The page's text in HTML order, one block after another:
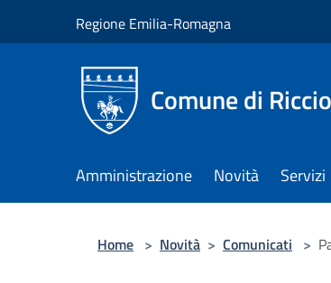
Regione Emilia-Romagna
Comune di
Amministrazione Novità Servizi
Home > Novità > Comunicati >